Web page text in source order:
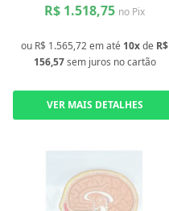
R$ 1.518,75 no Pix
ou R$ 1.565,72em até 10xde R$
156,57 sem juros no cartão
VER MAIS DETALHES